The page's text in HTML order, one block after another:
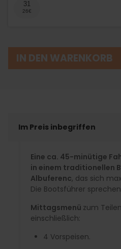
31
IN DEN WARENKORB
Im Preis inbegriffen
Eine ca. 45-minütige
in einem traditionellen
Albuferenc, das sich
Die Bootsführer
Mittagsmenü zum
einschließlich:
4 Vorspeisen.